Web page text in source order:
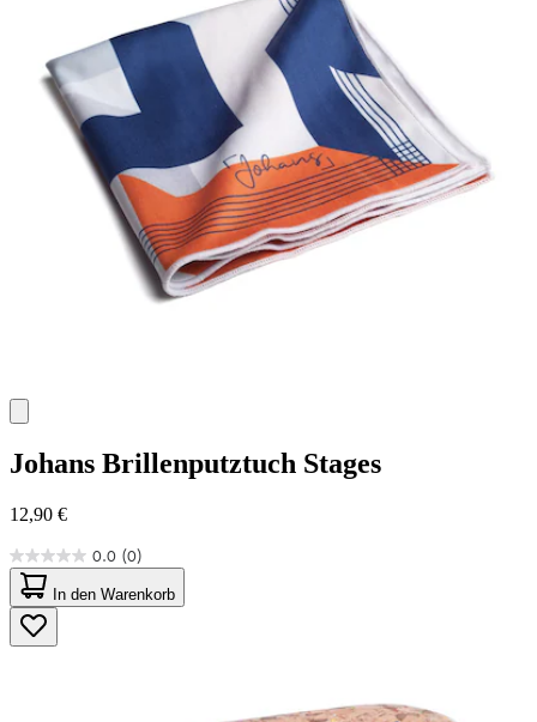
Johans Brillenputztuch Stages
12,90 €
0.0 (0)
0.0
von
5
Sternen.
In den Warenkorb